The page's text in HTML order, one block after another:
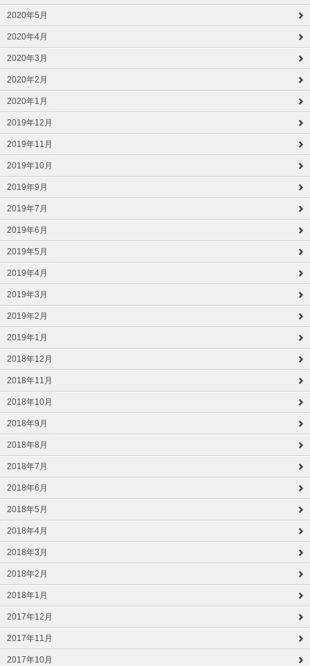
2020年5月
2020年4月
2020年3月
2020年2月
2020年1月
2019年12月
2019年11月
2019年10月
2019年9月
2019年7月
2019年6月
2019年5月
2019年4月
2019年3月
2019年2月
2019年1月
2018年12月
2018年11月
2018年10月
2018年9月
2018年8月
2018年7月
2018年6月
2018年5月
2018年4月
2018年3月
2018年2月
2018年1月
2017年12月
2017年11月
2017年10月